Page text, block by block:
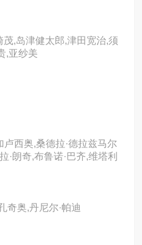
,岛津健太郎,津田宽治,须
,亚纱美
卢西奥,桑德拉·德拉兹马尔
·朗奇,布鲁诺·巴齐,维塔利
奇奥,丹尼尔·帕迪